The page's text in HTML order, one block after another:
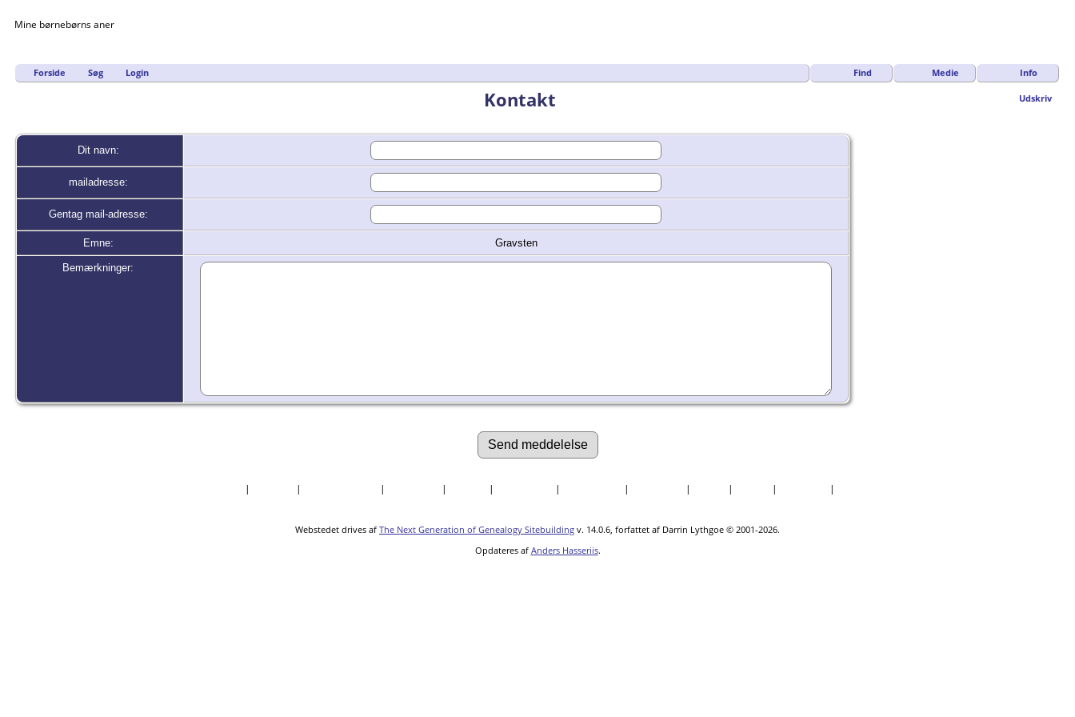
Mine børnebørns aner
Find Medie Info
Forside Søg Login
Udskriv
Kontakt
Dit navn:
mailadresse:
Gentag mail-adresse:
Emne: Gravsten
Bemærkninger:
| | | | | | | | | | |
Webstedet drives af The Next Generation of Genealogy Sitebuilding v. 14.0.6, forfattet af Darrin Lythgoe © 2001-2026.
Opdateres af Anders Hasseriis.